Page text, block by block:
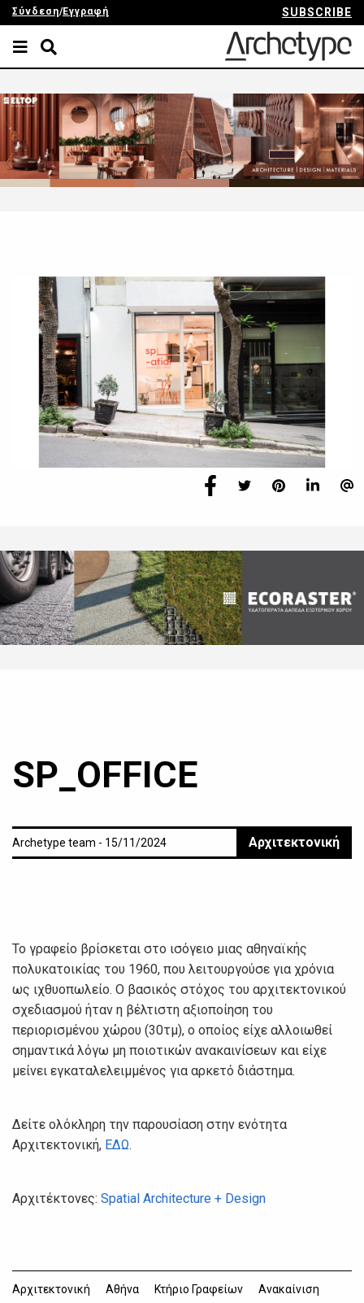
Σύνδεση/Εγγραφή SUBSCRIBE
SP_OFFICE
Archetype team - 15/11/2024 Αρχιτεκτονική
Το γραφείο βρίσκεται στο ισόγειο μιας αθηναϊκής
πολυκατοικίας του 1960, που λειτουργούσε για χρόνια
ως ιχθυοπωλείο. Ο βασικός στόχος του αρχιτεκτονικού
σχεδιασμού ήταν η βέλτιστη αξιοποίηση του
περιορισμένου χώρου (30τμ), ο οποίος είχε αλλοιωθεί
σημαντικά λόγω μη ποιοτικών ανακαινίσεων και είχε
μείνει εγκαταλελειμμένος για αρκετό διάστημα.
Δείτε ολόκληρη την παρουσίαση στην ενότητα
Αρχιτεκτονική, ΕΔΩ.
Αρχιτέκτονες: Spatial Architecture + Design
Αρχιτεκτονική Αθήνα Κτήριο Γραφείων Ανακαίνιση